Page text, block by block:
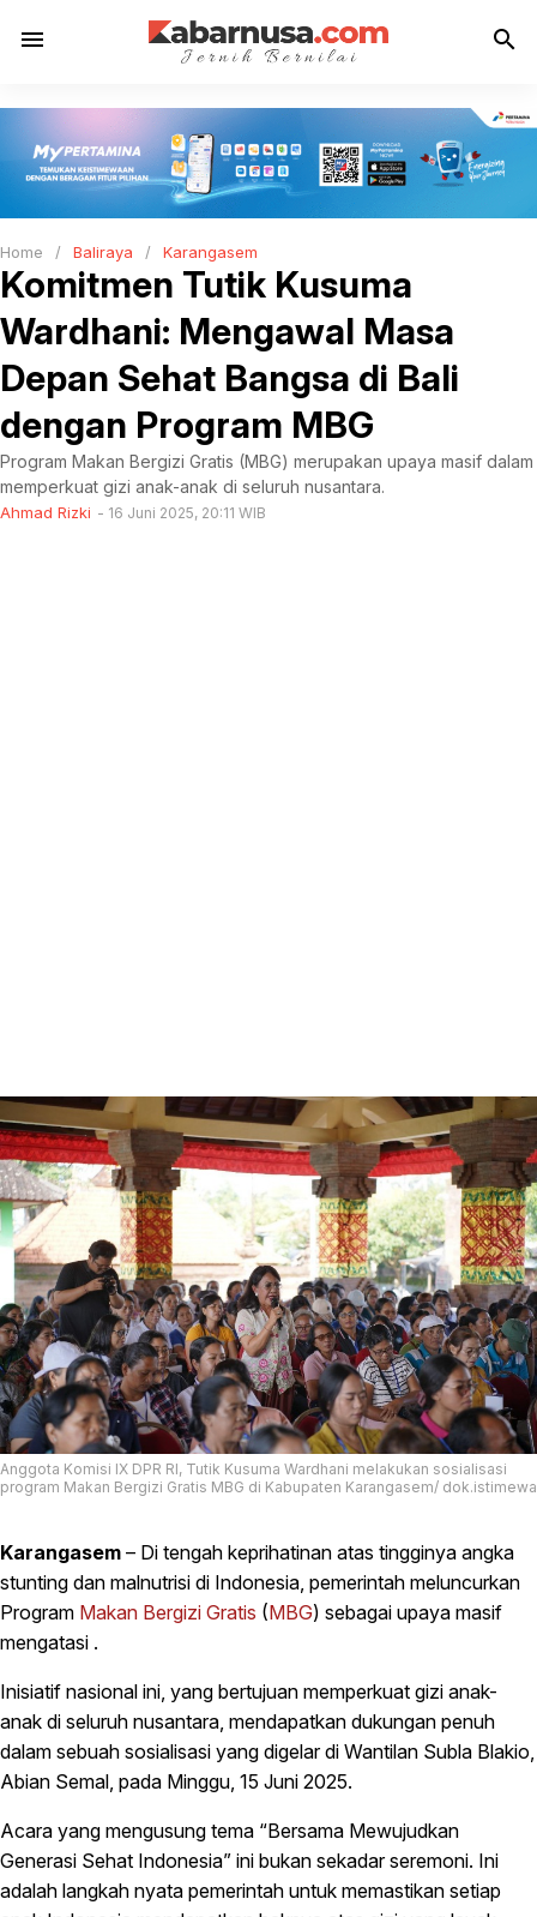
menu search
Home / Baliraya / Karangasem
Komitmen Tutik Kusuma
Wardhani: Mengawal Masa
Depan Sehat Bangsa di Bali
dengan Program MBG
Program Makan Bergizi Gratis (MBG) merupakan upaya masif dalam
memperkuat gizi anak-anak di seluruh nusantara.
Ahmad Rizki 16 Juni 2025, 20:11 WIB
Anggota Komisi IX DPR RI, Tutik Kusuma Wardhani melakukan sosialisasi
program Makan Bergizi Gratis MBG di Kabupaten Karangasem/ dok.istimewa
Karangasem – Di tengah keprihatinan atas tingginya angka
stunting dan malnutrisi di Indonesia, pemerintah meluncurkan
Program Makan Bergizi Gratis (MBG) sebagai upaya masif
mengatasi .
Inisiatif nasional ini, yang bertujuan memperkuat gizi anak-
anak di seluruh nusantara, mendapatkan dukungan penuh
dalam sebuah sosialisasi yang digelar di Wantilan Subla Blakio,
Abian Semal, pada Minggu, 15 Juni 2025.
Acara yang mengusung tema “Bersama Mewujudkan
Generasi Sehat Indonesia” ini bukan sekadar seremoni. Ini
adalah langkah nyata pemerintah untuk memastikan setiap